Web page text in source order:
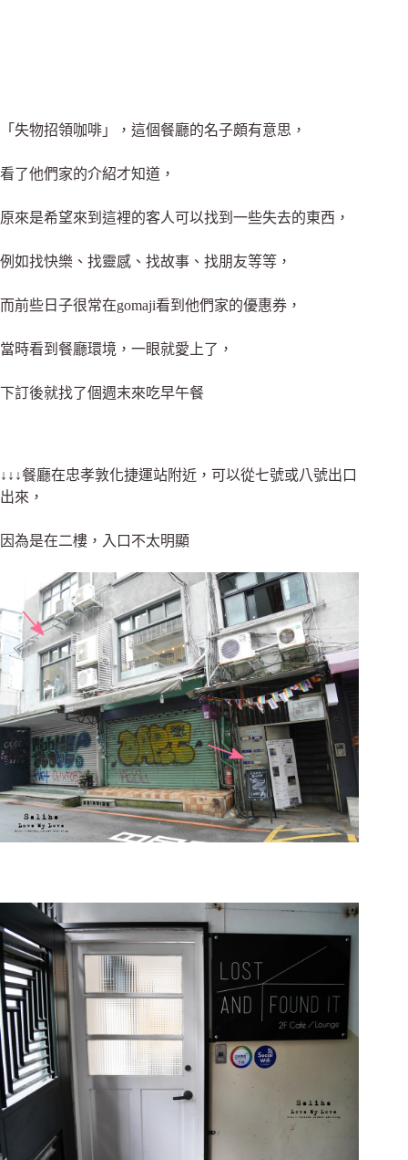
「失物招領咖啡」，這個餐廳的名子頗有意思，
看了他們家的介紹才知道，
原來是希望來到這裡的客人可以找到一些失去的東西，
例如找快樂、找靈感、找故事、找朋友等等，
而前些日子很常在gomaji看到他們家的優惠券，
當時看到餐廳環境，一眼就愛上了，
下訂後就找了個週末來吃早午餐
↓↓↓餐廳在忠孝敦化捷運站附近，可以從七號或八號出口
出來，
因為是在二樓，入口不太明顯